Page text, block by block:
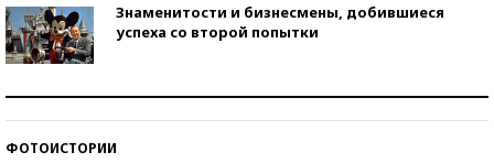
Знаменитости и бизнесмены, добившиеся
успеха со второй попытки
ФОТОИСТОРИИ